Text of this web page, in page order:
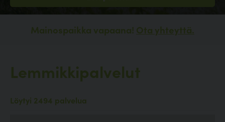
Mainospaikka vapaana! Ota yhteyttä.
Lemmikkipalvelut
Löytyi 2494 palvelua